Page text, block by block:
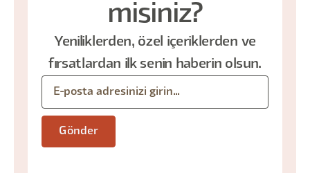
misiniz?
Yeniliklerden, özel içeriklerden ve
fırsatlardan ilk senin haberin olsun.